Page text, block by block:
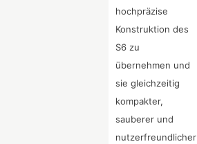
hochpräzise
Konstruktion des
S6 zu
übernehmen und
sie gleichzeitig
kompakter,
sauberer und
nutzerfreundlicher